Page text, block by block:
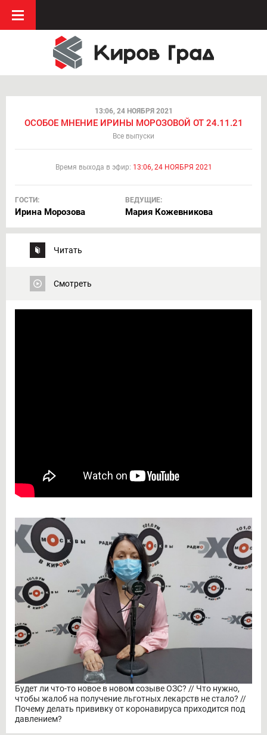
13:06, 24 НОЯБРЯ 2021
ОСОБОЕ МНЕНИЕ ИРИНЫ МОРОЗОВОЙ ОТ 24.11.21
Все выпуски
Время выхода в эфир: 13:06, 24 НОЯБРЯ 2021
ГОСТИ:
Ирина Морозова
ВЕДУЩИЕ:
Мария Кожевникова
Читать
Смотреть
Будет ли что-то новое в новом созыве ОЗС? // Что нужно,
чтобы жалоб на получение льготных лекарств не стало? //
Почему делать прививку от коронавируса приходится под
давлением?